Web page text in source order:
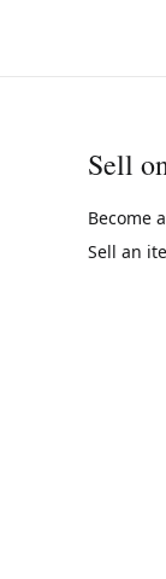
Sell
Become
Sell an